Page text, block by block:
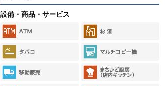
設備・商品・サービス